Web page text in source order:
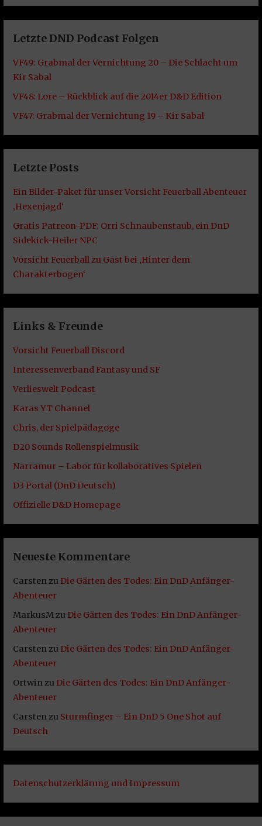
Letzte DND Podcast Folgen
VF49: Grabmal der Vernichtung 20 – Die Schlacht um
Kir Sabal
VF48: Lore – Rückblick auf die 2014er D&D Edition
VF47: Grabmal der Vernichtung 19 – Kir Sabal
Letzte Posts
Ein Bilder-Paket für unser Vorsicht Feuerball Abenteuer
‚Hexenjagd‘
Gratis Patreon-PDF: Orri Schnaubenstaub, ein DnD
Sidekick-Heiler NPC
Vorsicht Feuerball zu Gast bei ‚Hinter dem
Charakterbogen‘
Links & Freunde
Vorsicht Feuerball Discord
Interessenverband Fantasy und SF
Verlieswelt Podcast
Karas YT Channel
Chris, der Spielpädagoge
D20 Sounds Rollenspielmusik
Narramur – Labor für kollaboratives Spielen
D3 Portal (DnD Deutsch)
Offizielle D&D Homepage
Neueste Kommentare
Carstenzu Die Gärten des Todes: Ein DnD Anfänger-
Abenteuer
MarkusMzu Die Gärten des Todes: Ein DnD Anfänger-
Abenteuer
Carstenzu Die Gärten des Todes: Ein DnD Anfänger-
Abenteuer
Ortwinzu Die Gärten des Todes: Ein DnD Anfänger-
Abenteuer
Carstenzu Sturmfinger – Ein DnD 5 One Shot auf
Deutsch
Datenschutzerklärung und Impressum